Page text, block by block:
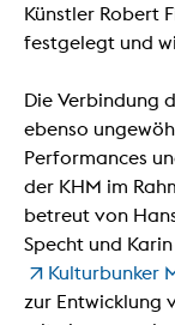
Künstler Robert
festgelegt und
Die Verbindung
ebenso
Performances
der KHM im
betreut von
Specht und
Kulturbunker
zur Entwicklung